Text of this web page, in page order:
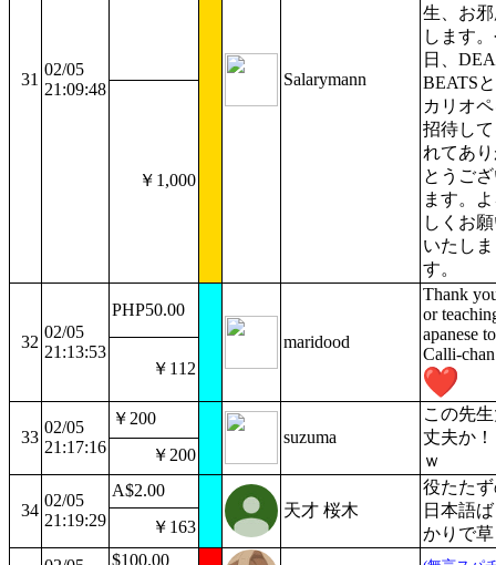
31
02/05
21:09:48
Salarymann
生、お
します
日、
BEATSと
カリオ
招待し
れてあ
とうご
ます。
しくお
いたしま
す。
￥1,000
32
02/05
21:13:53
PHP50.00
maridood
Thank
or
apanese to
Calli-
￥112
33
02/05
21:17:16
￥200
suzuma
この先
丈夫か
ｗ
￥200
34
02/05
21:19:29
A$2.00
天才 桜木
役たた
日本語
かりで草
￥163
$100.00